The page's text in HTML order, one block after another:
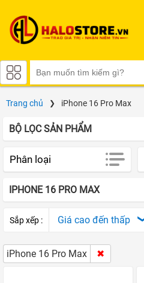
APPLE IPHONE
iPhone 17 Pro Max
iPhone Air
iPhone 17
iPhone 16 Plus
Trang chủ iPhone 16 Pro Max
BỘ LỌC SẢN PHẨM
Phân loại
IPHONE 16 PRO MAX
Sắp xếp : Giá cao đến thấp
iPhone 16 Pro Max